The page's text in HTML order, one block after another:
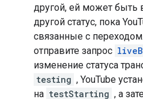
другой, ей может быть
другой статус, пока
связанные с
отправите запрос
изменение статуса
testing , YouTube
на testStarting , а